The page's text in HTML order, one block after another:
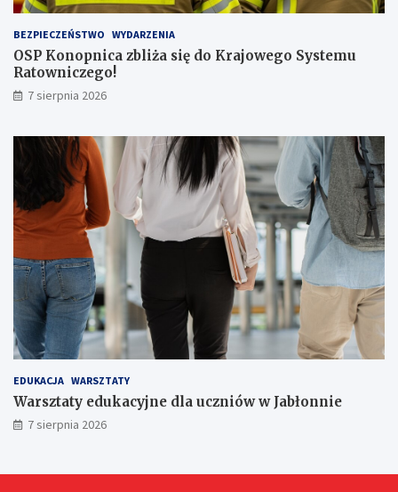
a
a
ż
e
r
!
BEZPIECZEŃSTWO WYDARZENIA
OSP Konopnica zbliża się do Krajowego Systemu
Ratowniczego!
7 sierpnia 2026
EDUKACJA WARSZTATY
Warsztaty edukacyjne dla uczniów w Jabłonnie
7 sierpnia 2026